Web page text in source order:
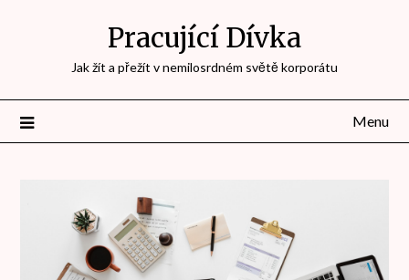
Pracující Dívka
Jak žít a přežít v nemilosrdném světě korporátu
Menu